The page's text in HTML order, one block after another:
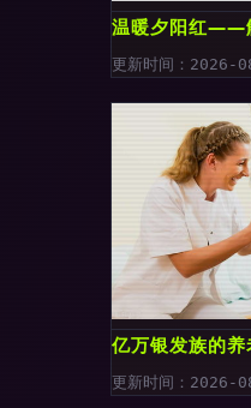
温暖夕阳红——
更新时间：
亿万银发族的
更新时间：